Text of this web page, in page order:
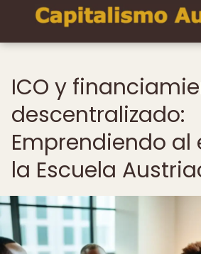
ICO y
descentralizado:
Emprendiendo al
la Escuela